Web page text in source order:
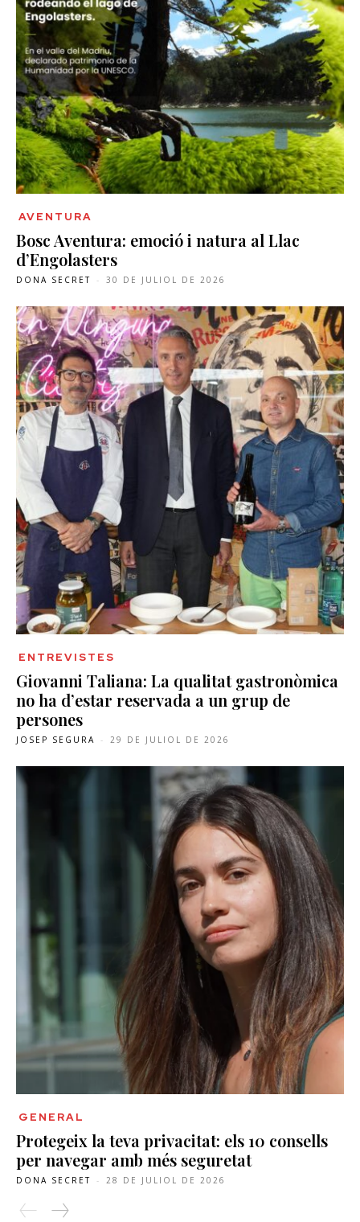
AVENTURA
Bosc Aventura: emoció i natura al Llac
d’Engolasters
DONA SECRET - 30 DE JULIOL DE 2026
ENTREVISTES
Giovanni Taliana: La qualitat gastronòmica
no ha d’estar reservada a un grup de
persones
JOSEP SEGURA - 29 DE JULIOL DE 2026
GENERAL
Protegeix la teva privacitat: els 10 consells
per navegar amb més seguretat
DONA SECRET - 28 DE JULIOL DE 2026